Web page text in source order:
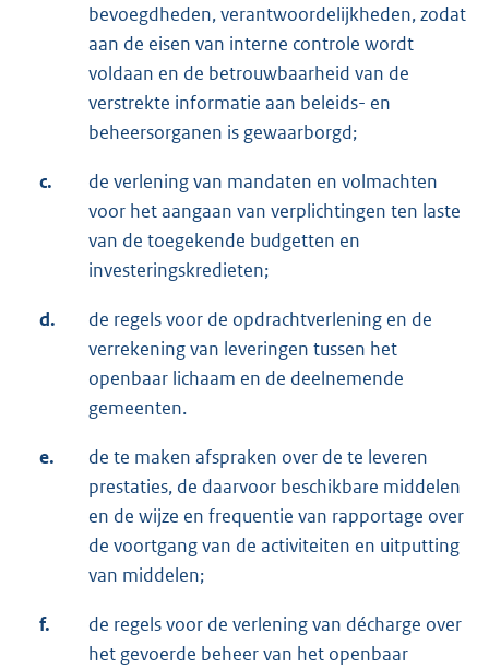
bevoegdheden, verantwoordelijkheden, zodat
aan de eisen van interne controle wordt
voldaan en de betrouwbaarheid van de
verstrekte informatie aan beleids- en
beheersorganen is gewaarborgd;
c.
de verlening van mandaten en volmachten
voor het aangaan van verplichtingen ten laste
van de toegekende budgetten en
investeringskredieten;
d.
de regels voor de opdrachtverlening en de
verrekening van leveringen tussen het
openbaar lichaam en de deelnemende
gemeenten.
e.
de te maken afspraken over de te leveren
prestaties, de daarvoor beschikbare middelen
en de wijze en frequentie van rapportage over
de voortgang van de activiteiten en uitputting
van middelen;
f.
de regels voor de verlening van décharge over
het gevoerde beheer van het openbaar